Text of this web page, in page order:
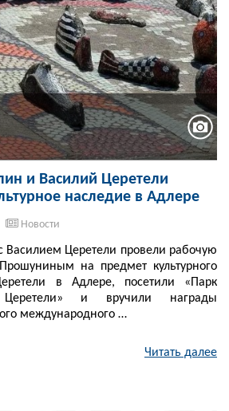
и Василий Церетели
наследие в Адлере
Новости
Василием Церетели провели рабочую
на предмет культурного
в Адлере, посетили «Парк
Церетели» и вручили награды
международного …
Читать далее